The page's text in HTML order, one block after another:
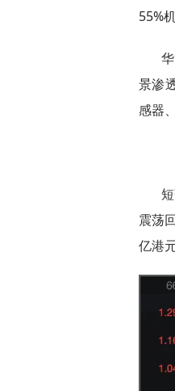
55%
景渗
感器
震荡
亿港元